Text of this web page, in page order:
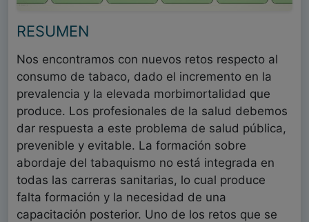
RESUMEN
Nos encontramos con nuevos retos respecto al
consumo de tabaco, dado el incremento en la
prevalencia y la elevada morbimortalidad que
produce. Los profesionales de la salud debemos
dar respuesta a este problema de salud pública,
prevenible y evitable. La formación sobre
abordaje del tabaquismo no está integrada en
todas las carreras sanitarias, lo cual produce
falta formación y la necesidad de una
capacitación posterior. Uno de los retos que se